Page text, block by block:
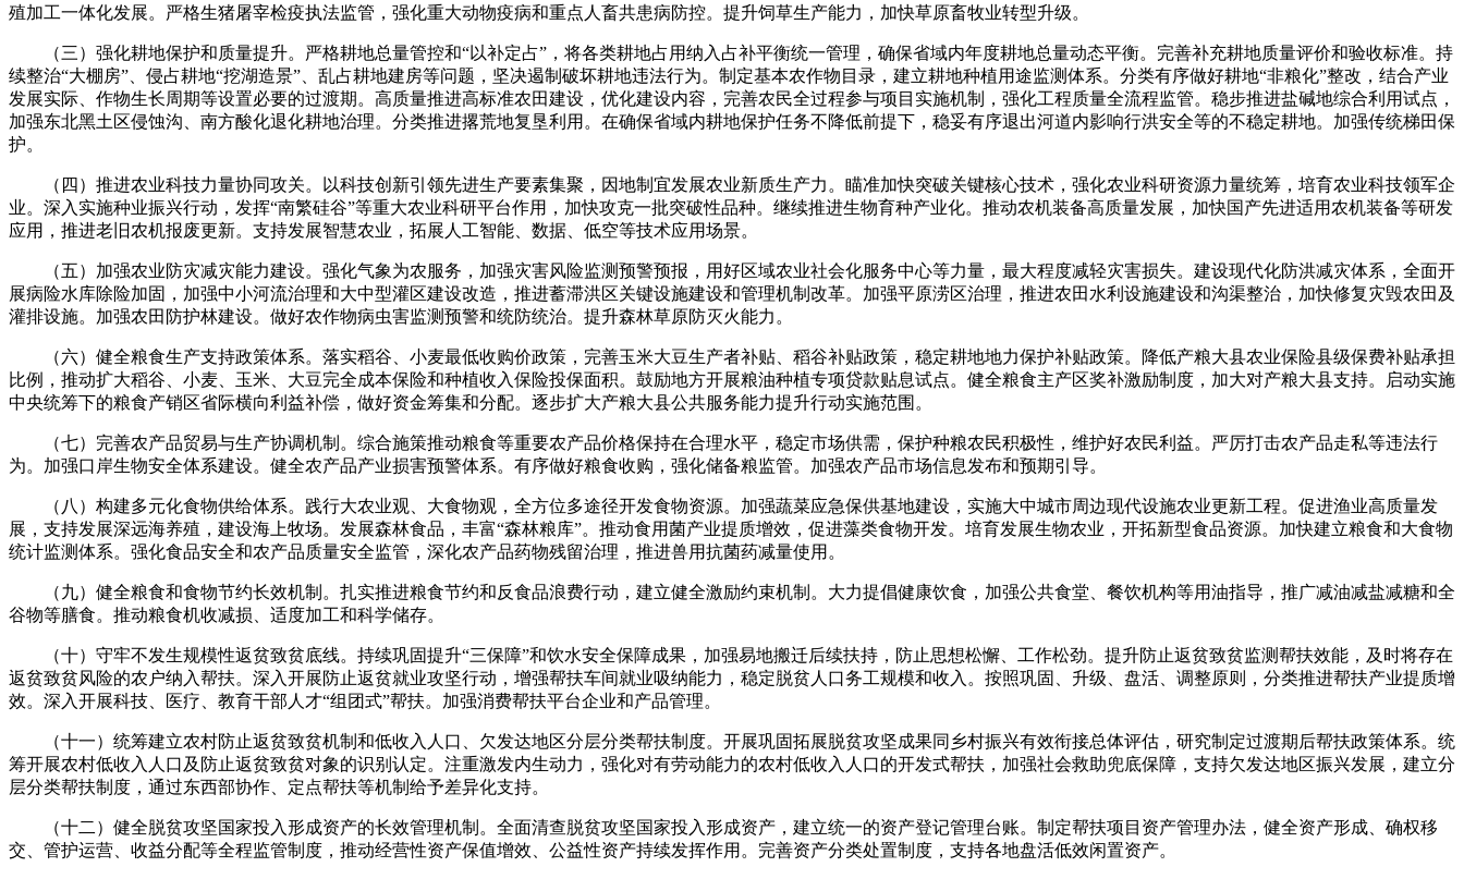
殖加工一体化发展。严格生猪屠宰检疫执法监管，强化重大动物疫病和重点人畜共患病防控。提升饲草生产能力，加快草原畜牧业转型升级。
（三）强化耕地保护和质量提升。严格耕地总量管控和“以补定占”，将各类耕地占用纳入占补平衡统一管理，确保省域内年度耕地总量动态平衡。完善补充耕地质量评价和验收标准。持
续整治“大棚房”、侵占耕地“挖湖造景”、乱占耕地建房等问题，坚决遏制破坏耕地违法行为。制定基本农作物目录，建立耕地种植用途监测体系。分类有序做好耕地“非粮化”整改，结合产业
发展实际、作物生长周期等设置必要的过渡期。高质量推进高标准农田建设，优化建设内容，完善农民全过程参与项目实施机制，强化工程质量全流程监管。稳步推进盐碱地综合利用试点，
加强东北黑土区侵蚀沟、南方酸化退化耕地治理。分类推进撂荒地复垦利用。在确保省域内耕地保护任务不降低前提下，稳妥有序退出河道内影响行洪安全等的不稳定耕地。加强传统梯田保
护。
（四）推进农业科技力量协同攻关。以科技创新引领先进生产要素集聚，因地制宜发展农业新质生产力。瞄准加快突破关键核心技术，强化农业科研资源力量统筹，培育农业科技领军企
业。深入实施种业振兴行动，发挥“南繁硅谷”等重大农业科研平台作用，加快攻克一批突破性品种。继续推进生物育种产业化。推动农机装备高质量发展，加快国产先进适用农机装备等研发
应用，推进老旧农机报废更新。支持发展智慧农业，拓展人工智能、数据、低空等技术应用场景。
（五）加强农业防灾减灾能力建设。强化气象为农服务，加强灾害风险监测预警预报，用好区域农业社会化服务中心等力量，最大程度减轻灾害损失。建设现代化防洪减灾体系，全面开
展病险水库除险加固，加强中小河流治理和大中型灌区建设改造，推进蓄滞洪区关键设施建设和管理机制改革。加强平原涝区治理，推进农田水利设施建设和沟渠整治，加快修复灾毁农田及
灌排设施。加强农田防护林建设。做好农作物病虫害监测预警和统防统治。提升森林草原防灭火能力。
（六）健全粮食生产支持政策体系。落实稻谷、小麦最低收购价政策，完善玉米大豆生产者补贴、稻谷补贴政策，稳定耕地地力保护补贴政策。降低产粮大县农业保险县级保费补贴承担
比例，推动扩大稻谷、小麦、玉米、大豆完全成本保险和种植收入保险投保面积。鼓励地方开展粮油种植专项贷款贴息试点。健全粮食主产区奖补激励制度，加大对产粮大县支持。启动实施
中央统筹下的粮食产销区省际横向利益补偿，做好资金筹集和分配。逐步扩大产粮大县公共服务能力提升行动实施范围。
（七）完善农产品贸易与生产协调机制。综合施策推动粮食等重要农产品价格保持在合理水平，稳定市场供需，保护种粮农民积极性，维护好农民利益。严厉打击农产品走私等违法行
为。加强口岸生物安全体系建设。健全农产品产业损害预警体系。有序做好粮食收购，强化储备粮监管。加强农产品市场信息发布和预期引导。
（八）构建多元化食物供给体系。践行大农业观、大食物观，全方位多途径开发食物资源。加强蔬菜应急保供基地建设，实施大中城市周边现代设施农业更新工程。促进渔业高质量发
展，支持发展深远海养殖，建设海上牧场。发展森林食品，丰富“森林粮库”。推动食用菌产业提质增效，促进藻类食物开发。培育发展生物农业，开拓新型食品资源。加快建立粮食和大食物
统计监测体系。强化食品安全和农产品质量安全监管，深化农产品药物残留治理，推进兽用抗菌药减量使用。
（九）健全粮食和食物节约长效机制。扎实推进粮食节约和反食品浪费行动，建立健全激励约束机制。大力提倡健康饮食，加强公共食堂、餐饮机构等用油指导，推广减油减盐减糖和全
谷物等膳食。推动粮食机收减损、适度加工和科学储存。
（十）守牢不发生规模性返贫致贫底线。持续巩固提升“三保障”和饮水安全保障成果，加强易地搬迁后续扶持，防止思想松懈、工作松劲。提升防止返贫致贫监测帮扶效能，及时将存在
返贫致贫风险的农户纳入帮扶。深入开展防止返贫就业攻坚行动，增强帮扶车间就业吸纳能力，稳定脱贫人口务工规模和收入。按照巩固、升级、盘活、调整原则，分类推进帮扶产业提质增
效。深入开展科技、医疗、教育干部人才“组团式”帮扶。加强消费帮扶平台企业和产品管理。
（十一）统筹建立农村防止返贫致贫机制和低收入人口、欠发达地区分层分类帮扶制度。开展巩固拓展脱贫攻坚成果同乡村振兴有效衔接总体评估，研究制定过渡期后帮扶政策体系。统
筹开展农村低收入人口及防止返贫致贫对象的识别认定。注重激发内生动力，强化对有劳动能力的农村低收入人口的开发式帮扶，加强社会救助兜底保障，支持欠发达地区振兴发展，建立分
层分类帮扶制度，通过东西部协作、定点帮扶等机制给予差异化支持。
（十二）健全脱贫攻坚国家投入形成资产的长效管理机制。全面清查脱贫攻坚国家投入形成资产，建立统一的资产登记管理台账。制定帮扶项目资产管理办法，健全资产形成、确权移
交、管护运营、收益分配等全程监管制度，推动经营性资产保值增效、公益性资产持续发挥作用。完善资产分类处置制度，支持各地盘活低效闲置资产。